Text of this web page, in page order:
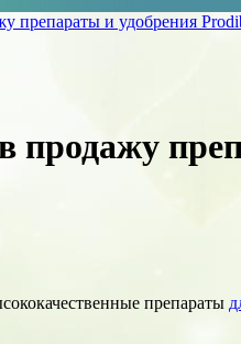
препараты и удобрения
продажу
препараты